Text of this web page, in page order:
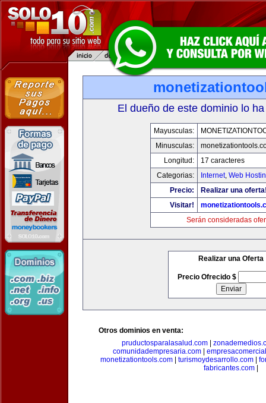
El dueño de este dominio lo
Mayusculas:
Minusculas:
Longitud:
17 caracteres
Categorias:
Internet, Web
Precio:
Realizar una
Visitar!
Serán consideradas
Realizar una Oferta
Precio Ofrecido $
Otros dominios en venta:
pruductosparalasalud.com|
comunidadempresaria.com
monetizationtools.com| turismoydesarrollo.com|
fabricantes.com